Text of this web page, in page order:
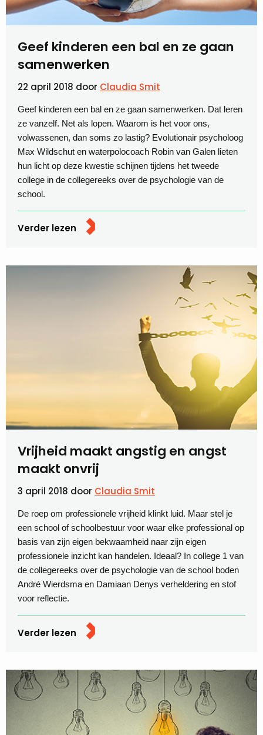
Geef kinderen een bal en ze gaan
samenwerken
22 april 2018 door Claudia Smit
Geef kinderen een bal en ze gaan samenwerken. Dat leren
ze vanzelf. Net als lopen. Waarom is het voor ons,
volwassenen, dan soms zo lastig? Evolutionair psycholoog
Max Wildschut en waterpolocoach Robin van Galen lieten
hun licht op deze kwestie schijnen tijdens het tweede
college in de collegereeks over de psychologie van de
school.
Verder lezen
Vrijheid maakt angstig en angst
maakt onvrij
3 april 2018 door Claudia Smit
De roep om professionele vrijheid klinkt luid. Maar stel je
een school of schoolbestuur voor waar elke professional op
basis van zijn eigen bekwaamheid naar zijn eigen
professionele inzicht kan handelen. Ideaal? In college 1 van
de collegereeks over de psychologie van de school boden
André Wierdsma en Damiaan Denys verheldering en stof
voor reflectie.
Verder lezen